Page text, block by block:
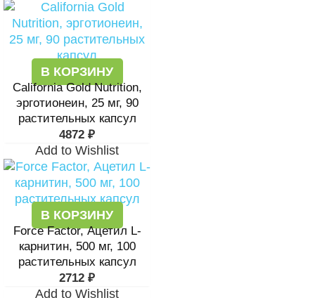
В КОРЗИНУ
California Gold Nutrition,
эрготионеин, 25 мг, 90
растительных капсул
4872 ₽
Add to Wishlist
В КОРЗИНУ
Force Factor, Ацетил L-
карнитин, 500 мг, 100
растительных капсул
2712 ₽
Add to Wishlist